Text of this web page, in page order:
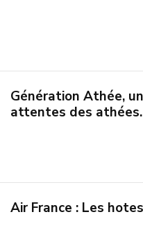
Génération Athée,
attentes des athées.
Air France : Les